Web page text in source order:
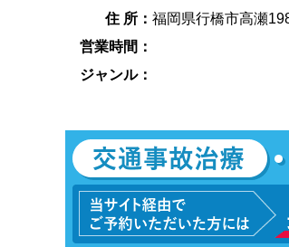
住 所： 福岡県行橋市高瀬
営業時間：
ジャンル：